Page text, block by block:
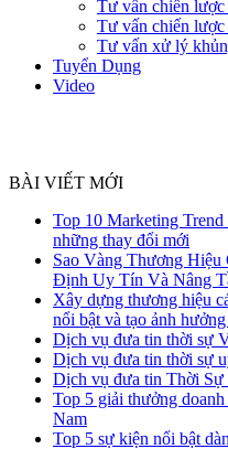
Tư vấn chiến
Tư vấn chiến lược
Tư vấn xử lý
Tuyển Dụng
Video
BÀI VIẾT MỚI
Top 10 Marketing
những thay đổi mới
Sao Vàng Thương
Định Uy Tín Và Nâng
Xây dựng thương hiệu
nổi bật và tạo ảnh
Dịch vụ đưa tin thời sự
Dịch vụ đưa tin thời sự
Dịch vụ đưa tin Thời
Top 5 giải thưởng
Nam
Top 5 sự kiện nổi bật